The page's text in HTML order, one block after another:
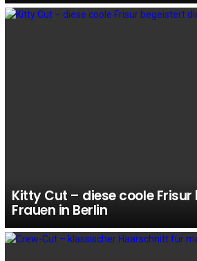
Kitty Cut – diese coole
Frauen in Berlin